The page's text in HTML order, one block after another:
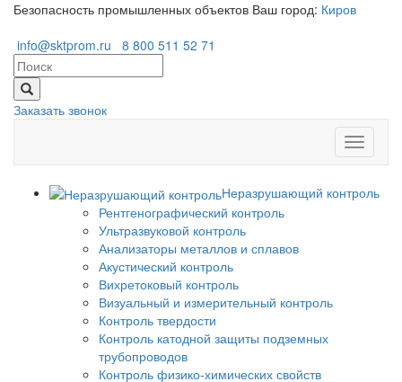
Безопасность промышленных объектов Ваш город: Киров
info@sktprom.ru
8 800 511 52 71
Заказать звонок
Неразрушающий контроль
Рентгенографический контроль
Ультразвуковой контроль
Анализаторы металлов и сплавов
Акустический контроль
Вихретоковый контроль
Визуальный и измерительный контроль
Контроль твердости
Контроль катодной защиты подземных
трубопроводов
Контроль физико-химических свойств